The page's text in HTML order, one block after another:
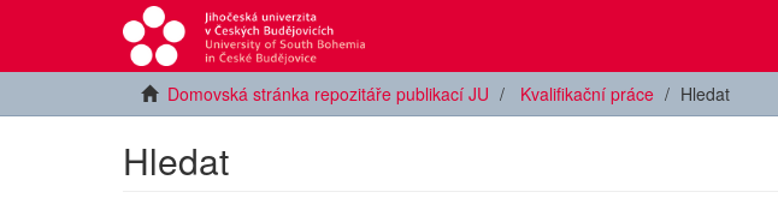
Domovská stránka repozitáře publikací JU Kvalifikační práce Hledat
Hledat